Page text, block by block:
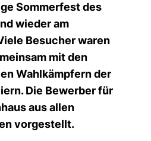
Sommerfest des
wieder am
Besucher waren
mit den
Wahlkämpfern der
Die Bewerber für
aus allen
vorgestellt.